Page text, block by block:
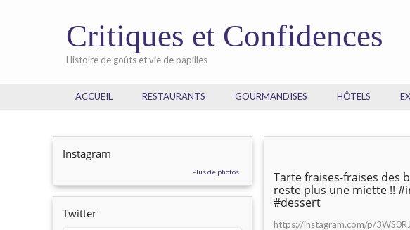
Critiques et Confidences
Histoire de goûts et vie de papilles
ACCUEIL RESTAURANTS GOURMANDISES HÔTELS
Instagram
Plus de photos
Twitter
Tarte fraises-fraises des
reste plus une miette !!
#dessert
https://instagram.com/p/